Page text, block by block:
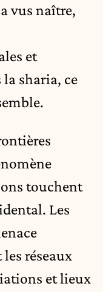
vus naître,
et
sharia, ce
touchent
Les
réseaux
et lieux